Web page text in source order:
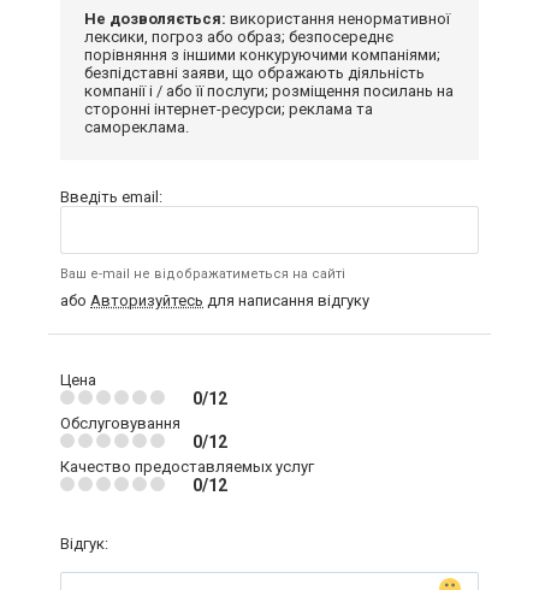
Не дозволяється: використання ненормативної
лексики, погроз або образ; безпосереднє
порівняння з іншими конкуруючими компаніями;
безпідставні заяви, що ображають діяльність
компанії і / або її послуги; розміщення посилань на
сторонні інтернет-ресурси; реклама та
самореклама.
Введіть email:
Ваш e-mail не відображатиметься на сайті
або Авторизуйтесь для написання відгуку
Цена
0/12
Обслуговування
0/12
Качество предоставляемых услуг
0/12
Відгук: